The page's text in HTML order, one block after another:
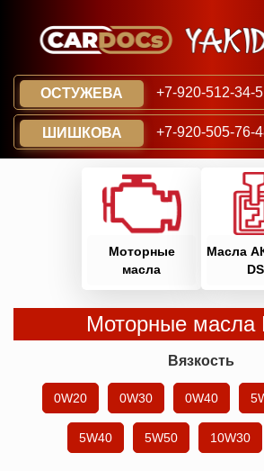
ОСТУЖЕВА +7-920-512-34-
ШИШКОВА +7-920-505-76-
Моторные
масла
Масла
Моторные масла
Вязкость
0W20 0W30 0W40
5W40 5W50 10W30